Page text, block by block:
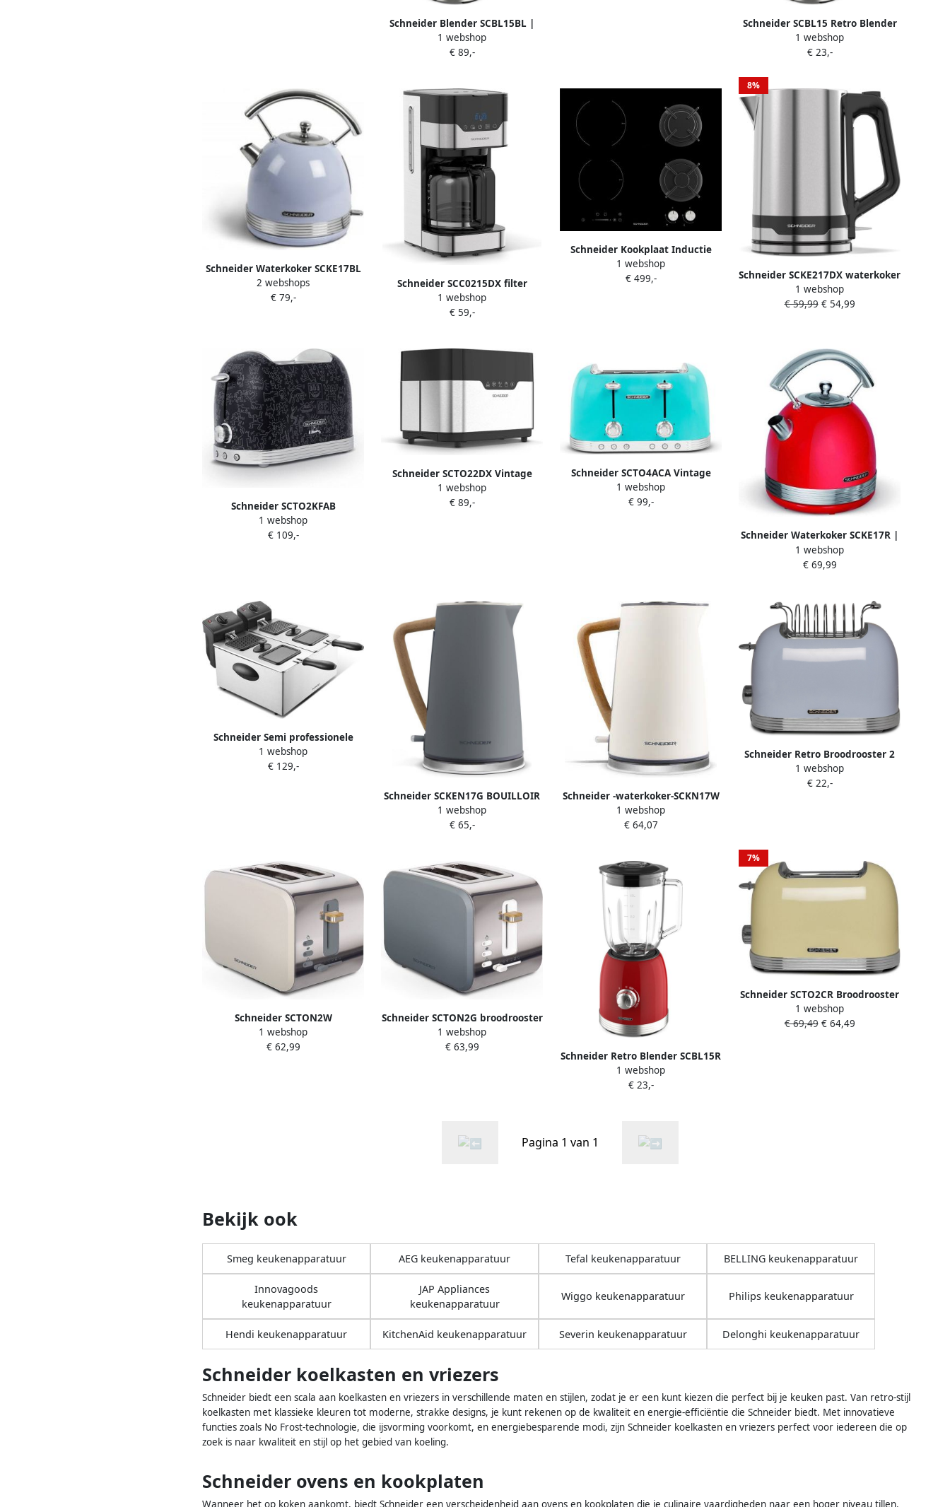
Schneider Blender SCBL15BL |
Blenders | Keuken&Koken
Keukenapparaten |
1 webshop
€ 89,-
Schneider SCBL15 Retro Blender
1 5 Liter Inhoud Lichtblauw
1 webshop
€ 23,-
Schneider Waterkoker SCKE17BL
| Waterkokers | Keuken&Koken
Keukenapparaten |
2 webshops
€ 79,-
Schneider SCC0215DX filter
koffiezetter
1 webshop
€ 59,-
Schneider Kookplaat Inductie
SCTGI640S | Kookplaten |
3527570070204
1 webshop
€ 499,-
8%
Schneider SCKE217DX waterkoker
1 webshop
€ 59,99€ 54,99
Schneider SCTO2KFAB
Broodrooster Keith Haring design
1 webshop
€ 109,-
Schneider SCTO22DX Vintage
broodrooster
1 webshop
€ 89,-
Schneider SCTO4ACA Vintage
look broodrooster
1 webshop
€ 99,-
Schneider Waterkoker SCKE17R |
Waterkokers | Keuken&Koken
Keukenapparaten |
1 webshop
€ 69,99
Schneider Semi professionele
friteuse 2 x 3L
1 webshop
€ 129,-
Schneider SCKEN17G BOUILLOIR
1 webshop
€ 65,-
Schneider -waterkoker-SCKN17W
1 webshop
€ 64,07
Schneider Retro Broodrooster 2
sleuven SCTO2BL Blue Light
1 webshop
€ 22,-
Schneider SCTON2W
Broodrooster met Vintage Look
1 webshop
€ 62,99
Schneider SCTON2G broodrooster
met Vintage Look grijs
1 webshop
€ 63,99
Schneider Retro Blender SCBL15R
Red
1 webshop
€ 23,-
7%
Schneider SCTO2CR Broodrooster
2 sleuven Cream
1 webshop
€ 69,49€ 64,49
Pagina 1 van 1
Bekijk ook
Smeg keukenapparatuur AEG keukenapparatuur Tefal keukenapparatuur BELLING keukenapparatuur
Innovagoods
keukenapparatuur
JAP Appliances
keukenapparatuur
Wiggo keukenapparatuur Philips keukenapparatuur
Hendi keukenapparatuur KitchenAid keukenapparatuur Severin keukenapparatuur Delonghi keukenapparatuur
Schneider koelkasten en vriezers
Schneider biedt een scala aan koelkasten en vriezers in verschillende maten en stijlen, zodat je er een kunt kiezen die perfect bij je keuken past. Van retro-stijl
koelkasten met klassieke kleuren tot moderne, strakke designs, je kunt rekenen op de kwaliteit en energie-efficiëntie die Schneider biedt. Met innovatieve
functies zoals No Frost-technologie, die ijsvorming voorkomt, en energiebesparende modi, zijn Schneider koelkasten en vriezers perfect voor iedereen die op
zoek is naar kwaliteit en stijl op het gebied van koeling.
Schneider ovens en kookplaten
Wanneer het op koken aankomt, biedt Schneider een verscheidenheid aan ovens en kookplaten die je culinaire vaardigheden naar een hoger niveau tillen.